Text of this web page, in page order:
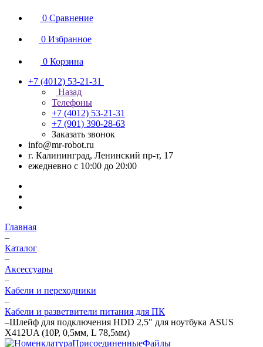
0 Сравнение
0 Избранное
0 Корзина
+7 (4012) 53-21-31
Назад
Телефоны
+7 (4012) 53-21-31
+7 (901) 390-28-63
Заказать звонок
info@mr-robot.ru
г. Калининград, Ленинский пр-т, 17
ежедневно с 10:00 до 20:00
Главная
–
Каталог
–
Аксессуары
–
Кабели и переходники
–
Кабели и разветвители питания для ПК
–Шлейф для подключения HDD 2,5" для ноутбука ASUS
X412UA (10P, 0,5мм, L 78,5мм)